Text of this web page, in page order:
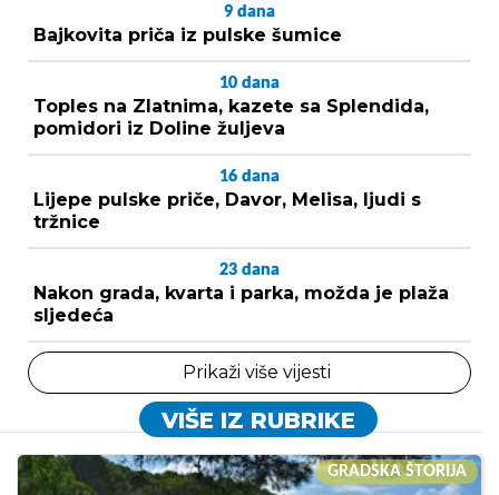
9 dana
Bajkovita priča iz pulske šumice
10 dana
Toples na Zlatnima, kazete sa Splendida,
pomidori iz Doline žuljeva
16 dana
Lijepe pulske priče, Davor, Melisa, ljudi s
tržnice
23 dana
Nakon grada, kvarta i parka, možda je plaža
sljedeća
Prikaži više vijesti
VIŠE IZ RUBRIKE
GRADSKA ŠTORIJA